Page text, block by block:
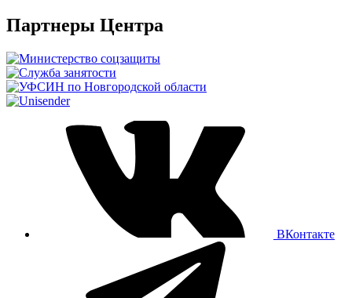
Партнеры Центра
ВКонтакте